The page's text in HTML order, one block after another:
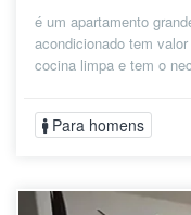
é um apartamento
acondicionado tem
cocina limpa e tem o
Para homens